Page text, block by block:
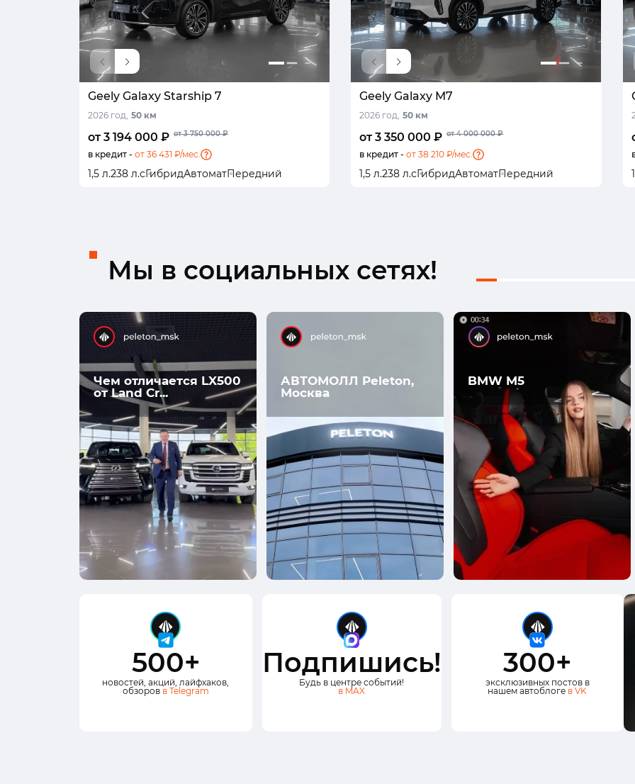
Geely Galaxy Starship 7
2026 год, 50 км
от 3 194 000 ₽ от 3 750 000 ₽
в кредит - от 36 431 ₽/мес.
1,5 л.238 л.сГибридАвтоматПередний
Geely Galaxy M7
2026 год, 50 км
от 3 350 000 ₽ от 4 000 000 ₽
в кредит - от 38 210 ₽/мес.
1,5 л.238 л.сГибридАвтоматПередний
Мы в социальных сетях!
Чем отличается LX500
от Land Cr...
АВТОМОЛЛ Peleton,
Москва
BMW M5
500+
новостей, акций, лайфхаков,
обзоров в Telegram
Подпишись!
Будь в центре событий!
в MAX
300+
эксклюзивных постов в
нашем автоблоге в VK